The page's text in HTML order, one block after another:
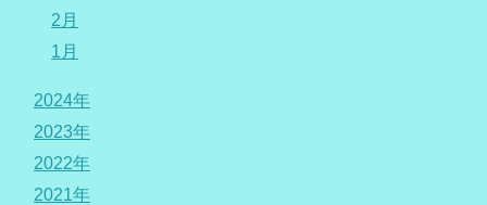
2月
1月
2024年
2023年
2022年
2021年